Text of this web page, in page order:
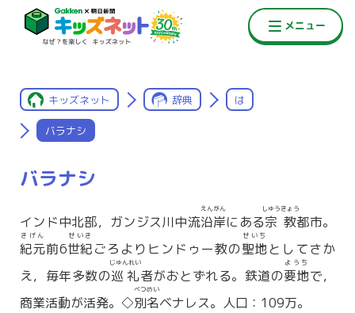
キッズネット 辞典 は
バラナシ
バラナシ
インド中北部，ガンジス川中流沿岸
えんがん
にある宗教
しゅうきょう
都市。
紀元
きげん
前6世紀
せいき
ごろよりヒンドゥー教の聖地
せいち
としてさか
え，毎年多数の巡礼
じゅんれい
者がおとずれる。鉄道の要地
ようち
で，
商業活動が活発。◇別名
べつめい
ベナレス。人口：109万。